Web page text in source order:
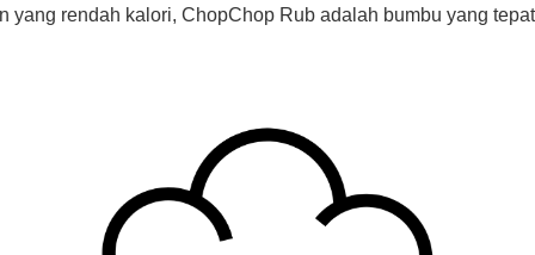
yang rendah kalori, ChopChop Rub adalah bumbu yang